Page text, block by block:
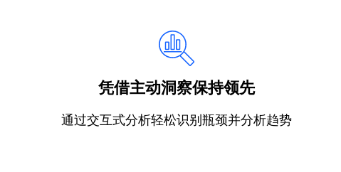
凭借主动洞察保持领先
通过交互式分析轻松识别瓶颈并分析趋势